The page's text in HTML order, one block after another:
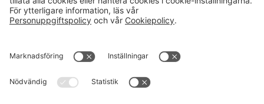
Aktuellt
Karriär
Kalender
Press & media
Om oss
Verksamheter
Hushållningssällskapens
Förbund
Tjänster
Välkommen till Portalen!